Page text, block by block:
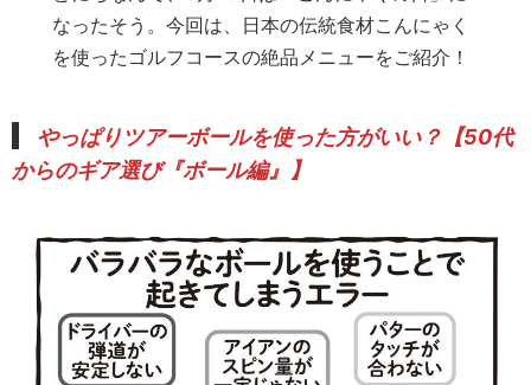
なったそう。今回は、日本の伝統食材こんにゃく
を使ったゴルフコースの絶品メニューをご紹介！
やっぱりツアーボールを使った方がいい？【50代
からのギア選び『ボール編』】